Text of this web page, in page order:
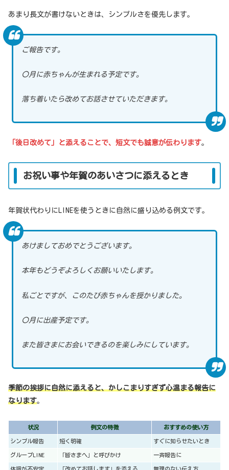
あまり長文が書けないときは、シンプルさを優先します。
ご報告です。
〇月に赤ちゃんが生まれる予定です。
落ち着いたら改めてお話させていただきます。
「後日改めて」と添えることで、短文でも誠意が伝わります。
お祝い事や年賀のあいさつに添えるとき
年賀状代わりにLINEを使うときに自然に盛り込める例文です。
あけましておめでとうございます。
本年もどうぞよろしくお願いいたします。
私ごとですが、このたび赤ちゃんを授かりました。
〇月に出産予定です。
また皆さまにお会いできるのを楽しみにしています。
季節の挨拶に自然に添えると、かしこまりすぎず心温まる報告に
なります。
状況 例文の特徴 おすすめの使い方
シンプル報告 短く明確 すぐに知らせたいとき
グループLINE 「皆さまへ」と呼びかけ 一斉報告に